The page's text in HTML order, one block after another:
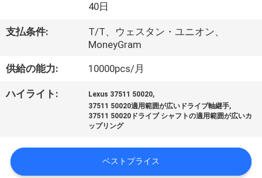
つ
て
見
40日
支払条件:
T/T、ウェスタン・ユニオン、
MoneyGram
供給の能力: 10000pcs/月
ハイライト: Lexus 37511 50020,
37511 50020適用範囲が広いドライブ軸継手,
37511 50020ドライブ シャフトの適用範囲が広いカ
ップリング
ベストプライス